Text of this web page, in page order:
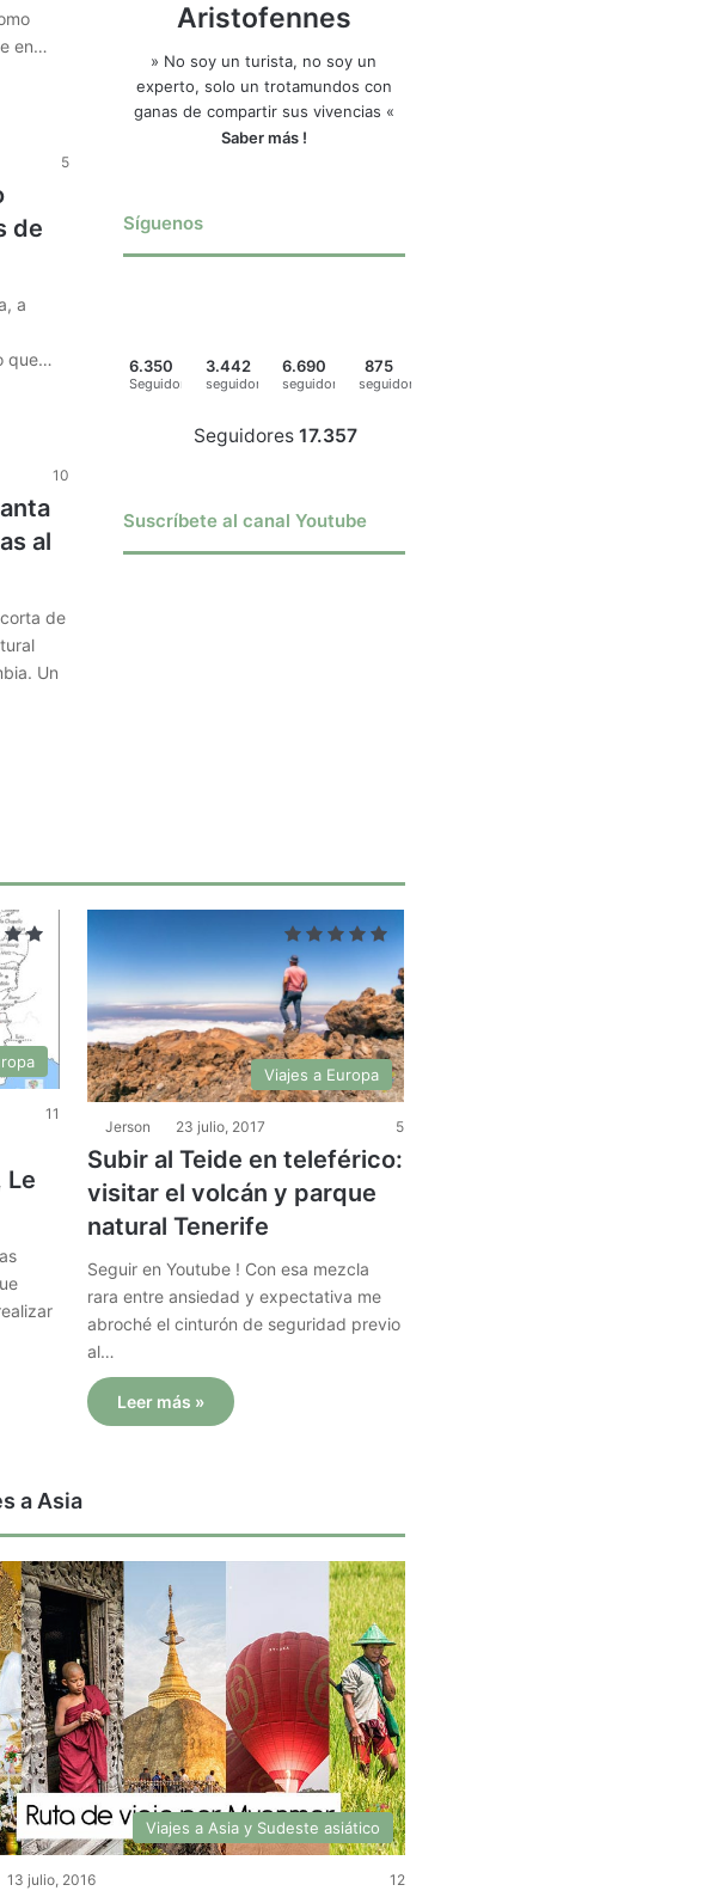
en…
5
de
a
que…
10
al
de
Un
Aristofennes
» No soy un turista, no soy un
experto, solo un trotamundos con
ganas de compartir sus vivencias «
Saber más !
Síguenos
6.350
Seguidores
3.442
seguidores
6.690
seguidores
875
seguidores
Seguidores17.357
Suscríbete al canal Youtube
11
Le
Viajes a Europa
Jerson 23 julio, 2017 5
Subir al Teide en teleférico:
visitar el volcán y parque
natural Tenerife
Seguir en Youtube ! Con esa mezcla
rara entre ansiedad y expectativa me
abroché el cinturón de seguridad previo
al…
Leer más »
a Asia
Viajes a Asia y Sudeste asiático
13 julio, 2016 12